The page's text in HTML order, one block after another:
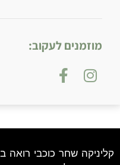
מוזמנים לעקוב:
קליניקה שחר כוכבי רואה